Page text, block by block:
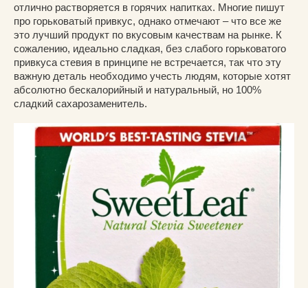
отлично растворяется в горячих напитках. Многие пишут
про горьковатый привкус, однако отмечают – что все же
это лучший продукт по вкусовым качествам на рынке. К
сожалению, идеально сладкая, без слабого горьковатого
привкуса стевия в принципе не встречается, так что эту
важную деталь необходимо учесть людям, которые хотят
абсолютно бескалорийный и натуральный, но 100%
сладкий сахарозаменитель.